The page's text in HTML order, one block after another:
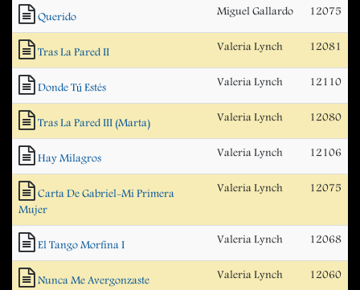
Querido Miguel Gallardo 12075
Tras La Pared II Valeria Lynch 12081
Donde Tú Estés Valeria Lynch 12110
Tras La Pared III (Marta) Valeria Lynch 12080
Hay Milagros Valeria Lynch 12106
Carta De Gabriel-Mi Primera
Mujer
Valeria Lynch 12075
El Tango Morfina I Valeria Lynch 12068
Nunca Me Avergonzaste Valeria Lynch 12060